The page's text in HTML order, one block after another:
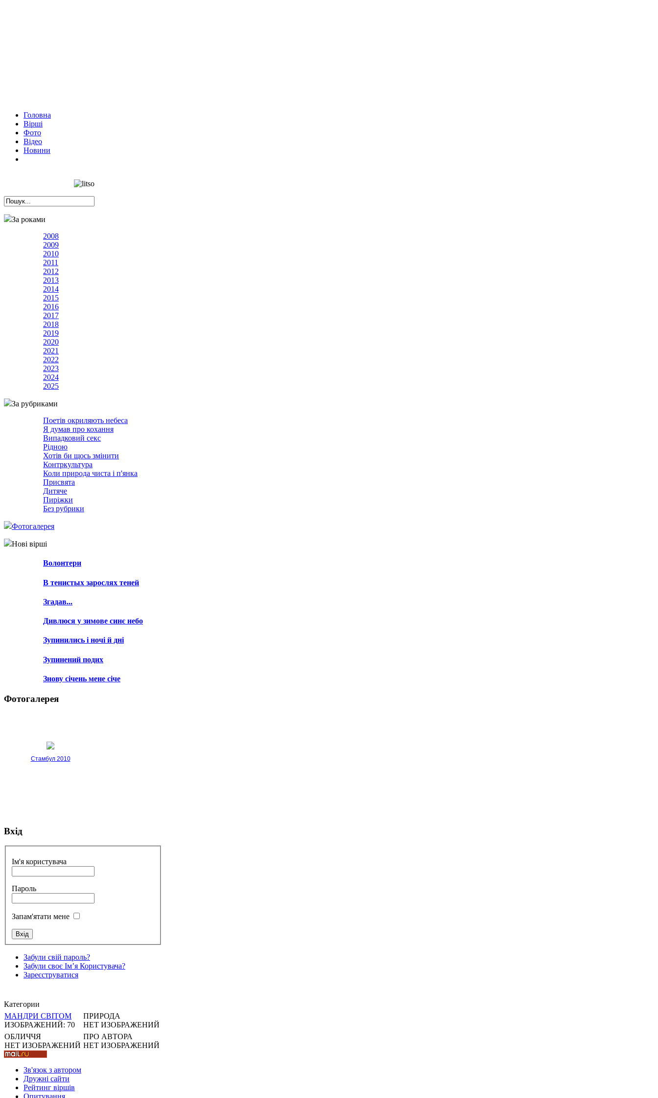
Головна
Вірші
Фото
Відео
Новини
За роками
2008
2009
2010
2011
2012
2013
2014
2015
2016
2017
2018
2019
2020
2021
2022
2023
2024
2025
За рубриками
Поетів окриляють небеса
Я думав про кохання
Випадковий секс
Рідною
Хотів би щось змінити
Контркультура
Коли природа чиста і п'янка
Присвята
Дитяче
Пиріжки
Без рубрики
Фотогалерея
Нові вірші
Волонтери
В тенистых зарослях теней
Згадав...
Дивлюся у зимове синє небо
Зупинились і ночі й дні
Зупинений подих
Знову січень мене січе
Фотогалерея
Стамбул 2010
Стамбул 2010
Стамбул 2010
Вхід
Ім'я користувача
Пароль
Запам'ятати мене
Забули свій пароль?
Забули своє Ім’я Користувача?
Зареєструватися
Категории
МАНДРИ СВІТОМ
ИЗОБРАЖЕНИЙ: 70
ПРИРОДА
НЕТ ИЗОБРАЖЕНИЙ
ОБЛИЧЧЯ
НЕТ ИЗОБРАЖЕНИЙ
ПРО АВТОРА
НЕТ ИЗОБРАЖЕНИЙ
Зв'язок з автором
Дружні cайти
Рейтинг віршів
Опитування